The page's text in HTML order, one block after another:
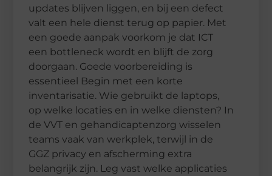
updates blijven liggen, en bij een defect
valt een hele dienst terug op papier. Met
een goede aanpak voorkom je dat ICT
een bottleneck wordt en blijft de zorg
doorgaan. Goede voorbereiding is
essentieel Begin met een korte
inventarisatie. Wie gebruikt de laptops,
op welke locaties en in welke diensten? In
de VVT en gehandicaptenzorg wisselen
teams vaak van werkplek, terwijl in de
GGZ privacy en afscherming extra
belangrijk zijn. Leg vast welke applicaties